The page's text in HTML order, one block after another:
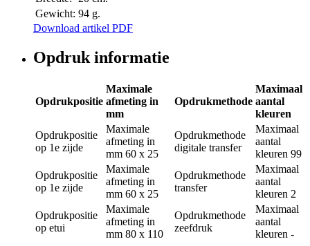
Gewicht: 94 g.
Download artikel PDF
Opdruk informatie
Opdrukpositie
Maximale
afmeting in
mm
Opdrukmethode
Maximaal
aantal
kleuren
Opdrukpositie
op 1e zijde
Maximale
afmeting in
mm 60 x 25
Opdrukmethode
digitale transfer
Maximaal
aantal
kleuren 99
Opdrukpositie
op 1e zijde
Maximale
afmeting in
mm 60 x 25
Opdrukmethode
transfer
Maximaal
aantal
kleuren 2
Opdrukpositie
op etui
Maximale
afmeting in
mm 80 x 110
Opdrukmethode
zeefdruk
Maximaal
aantal
kleuren -